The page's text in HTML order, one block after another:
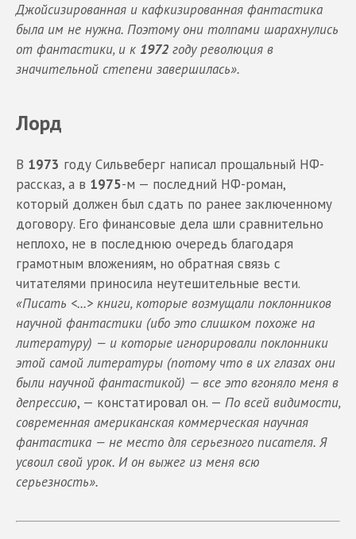
Джойсизированная и кафкизированная фантастика
была им не нужна. Поэтому они толпами шарахнулись
от фантастики, и к 1972году революция в
значительной степени завершилась».
Лорд
В 1973 году Сильвеберг написал прощальный НФ-
рассказ, а в 1975-м — последний НФ-роман,
который должен был сдать по ранее заключенному
договору. Его финансовые дела шли сравнительно
неплохо, не в последнюю очередь благодаря
грамотным вложениям, но обратная связь с
читателями приносила неутешительные вести.
«Писать <...> книги, которые возмущали поклонников
научной фантастики (ибо это слишком похоже на
литературу) — и которые игнорировали поклонники
этой самой литературы (потому что в их глазах они
были научной фантастикой) — все это вгоняло меня в
депрессию, — констатировал он. — По всей видимости,
современная американская коммерческая научная
фантастика — не место для серьезного писателя. Я
усвоил свой урок. И он выжег из меня всю
серьезность».